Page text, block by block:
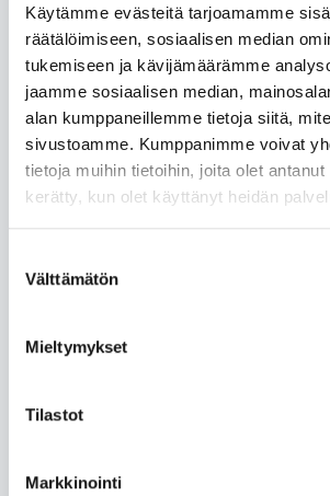
Käytämme evästeitä tarjoamamme
räätälöimiseen, sosiaalisen median
tukemiseen ja kävijämäärämme
jaamme sosiaalisen median,
alan kumppaneillemme tietoja siitä,
sivustoamme. Kumppanimme voivat
tietoja muihin tietoihin, joita olet
kerätty, kun olet käyttänyt heidän
valinta
Välttämätön
Mieltymykset
Tilastot
Markkinointi
inkClub 20% alennus
20 % alennus inkClubin omista
on kehittänyt edullisempia
tulostimen lisävarusteita, jotka ovat
korkealaatuisia ja antavat kestävät